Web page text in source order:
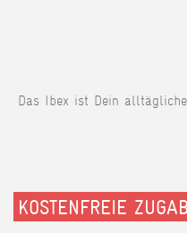
Das Ibex ist Dein
KOSTENFREIE